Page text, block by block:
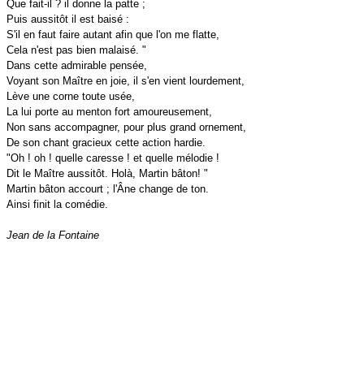
Que fait-il ? il donne la patte ;
Puis aussitôt il est baisé :
S'il en faut faire autant afin que l'on me flatte,
Cela n'est pas bien malaisé. "
Dans cette admirable pensée,
Voyant son Maître en joie, il s'en vient lourdement,
Lève une corne toute usée,
La lui porte au menton fort amoureusement,
Non sans accompagner, pour plus grand ornement,
De son chant gracieux cette action hardie.
"Oh ! oh ! quelle caresse ! et quelle mélodie !
Dit le Maître aussitôt. Holà, Martin bâton! "
Martin bâton accourt ; l'Âne change de ton.
Ainsi finit la comédie.
Jean de la Fontaine